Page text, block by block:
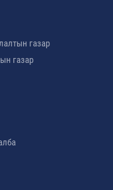
газар
газар